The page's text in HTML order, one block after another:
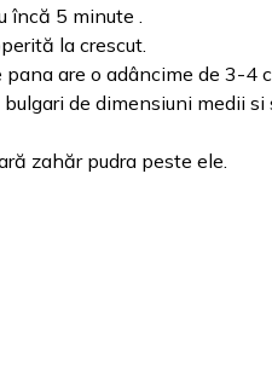
încă 5 minute .
la crescut.
are o adâncime de 3-4
de dimensiuni medii
zahăr pudra peste ele.